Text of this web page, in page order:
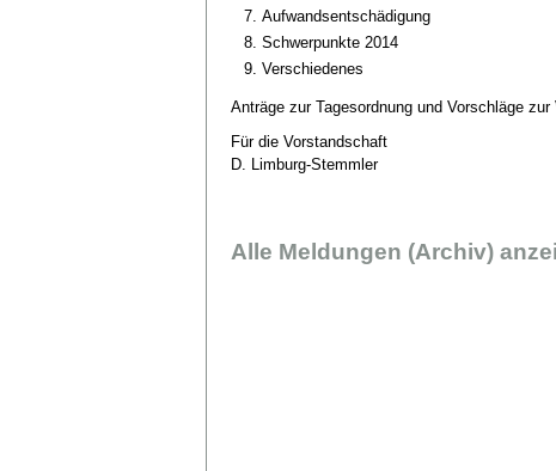
Aufwandsentschädigung
Schwerpunkte 2014
Verschiedenes
Anträge zur Tagesordnung und Vorschläge
Für die Vorstandschaft
D. Limburg-Stemmler
Alle Meldungen (Archiv)